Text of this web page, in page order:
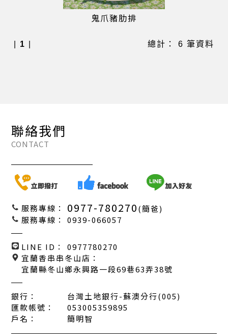
鬼爪豬肋排
1 總計： 6 筆資料
聯絡我們
CONTACT
服務專線： 0977-780270(簡爸)
服務專線：
0939-066057
LINE ID：
0977780270
宜蘭香串串冬山店：
宜蘭縣冬山鄉永興路一段69巷63弄38號
銀行：
台灣土地銀行-蘇澳分行(005)
匯款帳號：
053005359895
戶名：
簡明智